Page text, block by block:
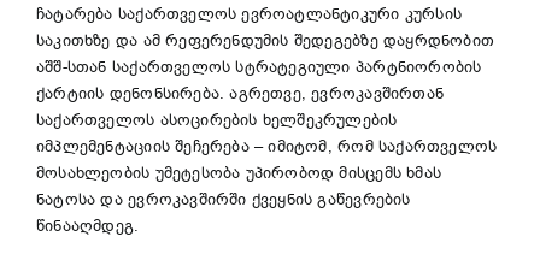
ჩატარება საქართველოს ევროატლანტიკური კურსის
საკითხზე და ამ რეფერენდუმის შედეგებზე დაყრდნობით
აშშ-სთან საქართველოს სტრატეგიული პარტნიორობის
ქარტიის დენონსირება. აგრეთვე, ევროკავშირთან
საქართველოს ასოცირების ხელშეკრულების
იმპლემენტაციის შეჩერება – იმიტომ, რომ საქართველოს
მოსახლეობის უმეტესობა უპირობოდ მისცემს ხმას
ნატოსა და ევროკავშირში ქვეყნის გაწევრების
წინააღმდეგ.